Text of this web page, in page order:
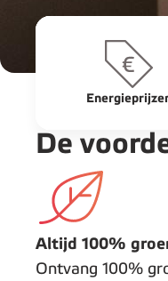
De
Altijd 100%
Ontvang 100%